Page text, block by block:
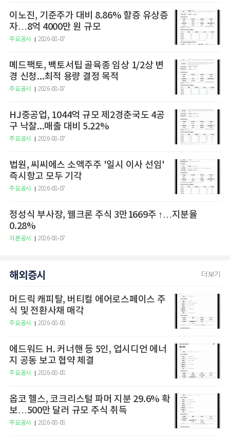
이노진, 기준주가 대비 8.86% 할증 유상증
자…8억 4000만 원 규모
주요공시 2026-08-07
메드팩토, 백토서팁 골육종 임상 1/2상 변
경 신청...최적 용량 결정 목적
주요공시 2026-08-07
HJ중공업, 1044억 규모 제2경춘국도 4공
구 낙찰...매출 대비 5.22%
주요공시 2026-08-07
법원, 씨씨에스 소액주주 '일시 이사 선임'
즉시항고 모두 기각
주요공시 2026-08-07
정성식 부사장, 웰크론 주식 3만1669주 ↑…지분율
0.28%
지분공시 2026-08-07
해외증시 더보기
머드릭 캐피탈, 버티컬 에어로스페이스 주
식 및 전환사채 매각
주요공시 2026-08-08
에드워드 H. 커너핸 등 5인, 업시디언 에너
지 공동 보고 협약 체결
주요공시 2026-08-08
옵코 헬스, 코크리스털 파머 지분 29.6% 확
보…500만 달러 규모 주식 취득
주요공시 2026-08-08